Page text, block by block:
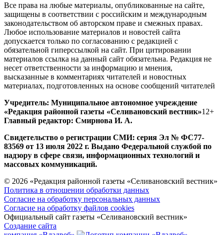
Все права на любые материалы, опубликованные на сайте,
защищены в соответствии с российским и международным
законодательством об авторском праве и смежных правах.
Любое использование материалов и новостей сайта
допускается только по согласованию с редакцией с
обязательной гиперссылкой на сайт. При цитировании
материалов ссылка на данный сайт обязательна. Редакция не
несет ответственности за информацию и мнения,
высказанные в комментариях читателей и новостных
материалах, подготовленных на основе сообщений читателей
Учредитель: Муниципальное автономное учреждение
«Редакция районной газеты «Селивановский вестник»12+
Главный редактор: Смирнова И. А.
Свидетельство о регистрации СМИ: серия Эл № ФС77-
83569 от 13 июля 2022 г. Выдано Федеральной службой по
надзору в сфере связи, информационных технологий и
массовых коммуникаций.
© 2026 «Редакция районной газеты «Селивановский вестник»
Политика в отношении обработки данных
Согласие на обработку персональных данных
Согласие на обработку файлов cookies
Официальный сайт газеты «Селивановский вестник»
Создание сайта